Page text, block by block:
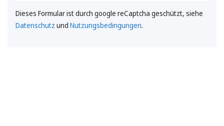
Dieses Formular ist durch google reCaptcha geschützt, siehe
Datenschutz und Nutzungsbedingungen.